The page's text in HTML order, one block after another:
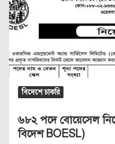
বিদেশে চাকরি
৬৮২ পদে বোয়েসেল
বিদেশ BOESL)